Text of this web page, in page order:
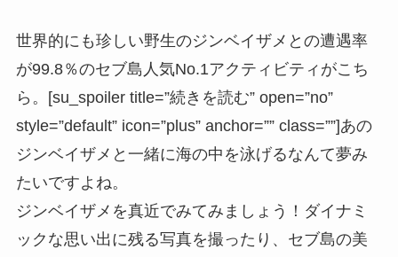
世界的にも珍しい野生のジンベイザメとの遭遇率
が99.8％のセブ島人気No.1アクティビティがこち
ら。[su_spoiler title=”続きを読む” open=”no”
style=”default” icon=”plus” anchor=”” class=””]あの
ジンベイザメと一緒に海の中を泳げるなんて夢み
たいですよね。
ジンベイザメを真近でみてみましょう！ダイナミ
ックな思い出に残る写真を撮ったり、セブ島の美